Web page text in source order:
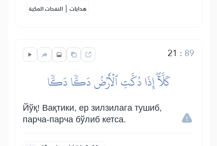
النفحات المكية | هدايات
21 : 89
كَلَّآۖ إِذَا دُكَّتِ ٱلۡأَرۡضُ دَكّٗا دَكّٗا
Йўқ! Вақтики, ер зилзилага тушиб,
парча-парча бўлиб кетса.